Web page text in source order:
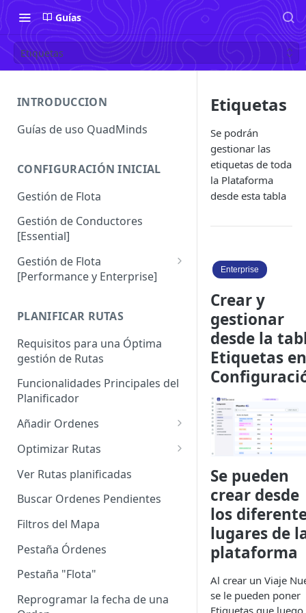
Guías
Etiquetas
INTRODUCCION
Guías de uso QuadMinds
CONFIGURACIÓN INICIAL
Gestión de Flota
Gestión de Conductores
[Essential]
Gestión de Flota
[Performance y Enterprise]
Enterprise]
Vehículos
Agrupación de dispositivos
Asignación de dispositivos a
usuarios
PLANIFICAR RUTAS
Requisitos para una Óptima
gestión de Rutas
Funcionalidades Principales del
Planificador
Añadir Ordenes
Definición de una Orden
Añadir de forma manual
Añadir con el archivo standard
Añadir con Plantilla propia
Añadir con la plantilla
Añadir desde Tiendas e-
Optimizar Rutas
¿Cómo Saber si mi ruta está
optimizada?
Variables para optimizar las
Rutas
Definir la Ventana Horaria de
Ver Rutas planificadas
Buscar Ordenes Pendientes
Filtros del Mapa
Pestaña Órdenes
Pestaña "Flota"
Reprogramar la fecha de una
Etiquetas
Se podrán
gestionar las
etiquetas de toda
la Plataforma
desde esta tabla
Enterprise
Crear y
gestionar
desde la
Etiquetas en
Se pueden
crear desde
los
lugares de
plataforma
Al crear un Viaje
se le pueden poner